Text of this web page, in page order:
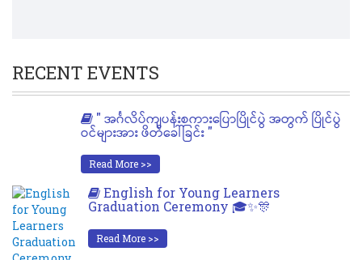
RECENT EVENTS
" အင်္ဂလိပ်ကျပန်းစကားပြောပြိုင်ပွဲ အတွက် ပြိုင်ပွဲ
ဝင်များအား ဖိတ်ခေါ်ခြင်း "
Read More >>
English for Young Learners
Graduation Ceremony 🎓✨🎊
Read More >>